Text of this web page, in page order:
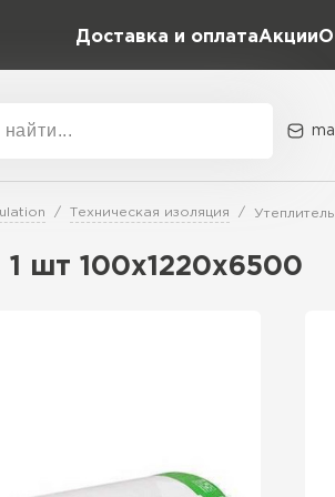
Доставка и оплатаАкцииО
Техническая изоляция
шт 100х1220х6500